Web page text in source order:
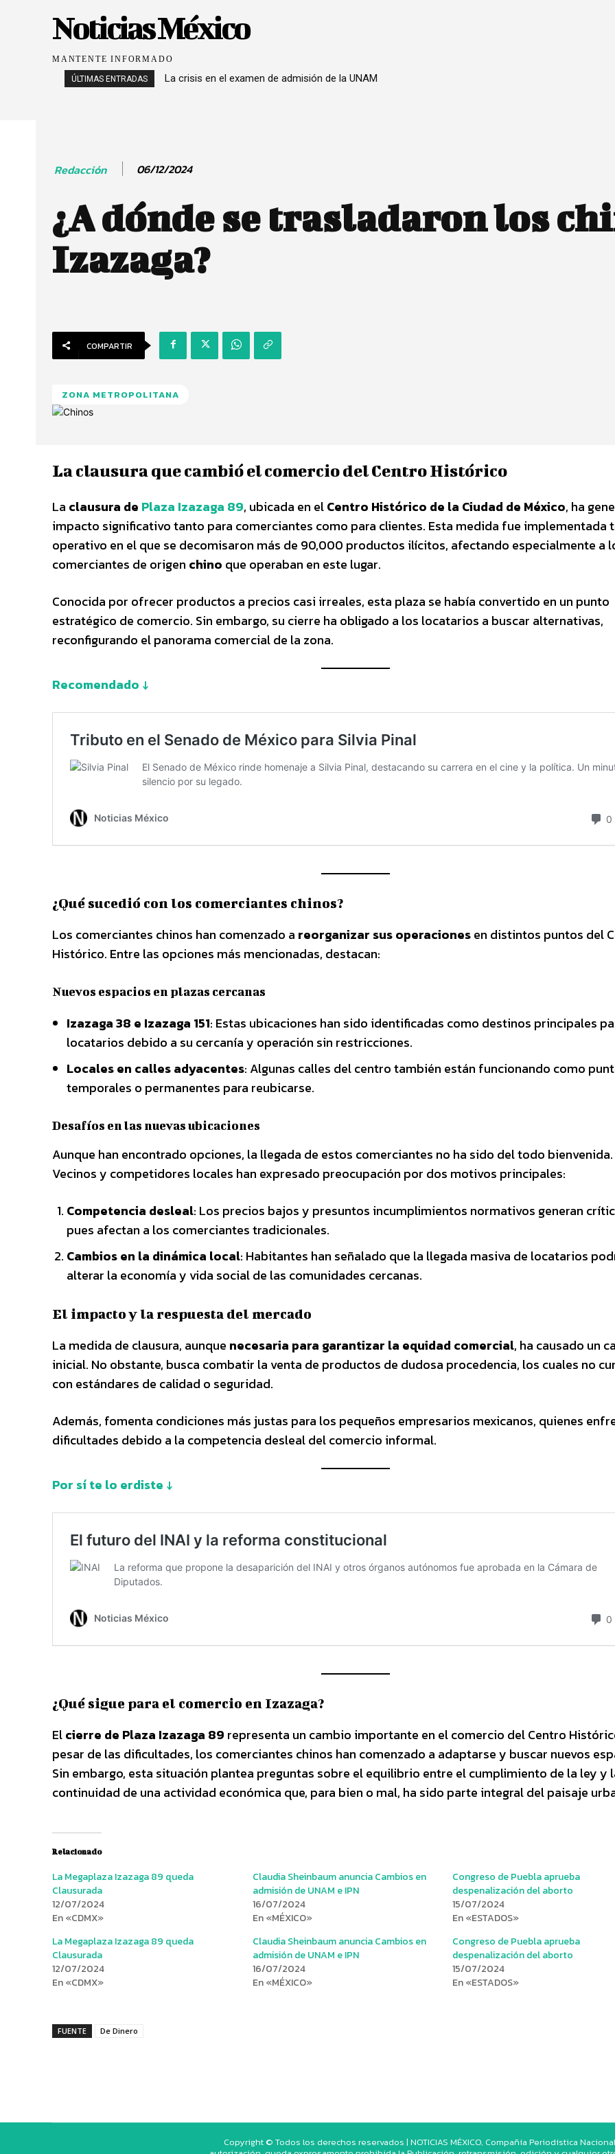
Noticias México
MANTENTE INFORMADO
ÚLTIMAS ENTRADAS La crisis en el examen de admisión de la UNAM
Redacción 06/12/2024
¿A dónde se trasladaron los
Izazaga?
COMPARTIR
ZONA METROPOLITANA
La clausura que cambió el comercio del Centro Histórico
La clausura de Plaza Izazaga 89, ubicada en elCentro Histórico de la Ciudad de México, ha
impacto significativo tanto para comerciantes como para clientes. Esta medida fue implementada
operativo en el que se decomisaron más de 90,000 productos ilícitos, afectando especialmente a
comerciantes de origen chino que operaban en este lugar.
Conocida por ofrecer productos a precios casi irreales, esta plaza se había convertido en un punto
estratégico de comercio. Sin embargo, su cierre ha obligado a los locatarios a buscar alternativas,
reconfigurando el panorama comercial de la zona.
Recomendado ↓
¿Qué sucedió con los comerciantes chinos?
Los comerciantes chinos han comenzado a reorganizar sus operacionesen distintos puntos del
Histórico. Entre las opciones más mencionadas, destacan:
Nuevos espacios en plazas cercanas
Izazaga 38 e Izazaga 151: Estas ubicaciones han sido identificadas como destinos principales
locatarios debido a su cercanía y operación sin restricciones.
Locales en calles adyacentes: Algunas calles del centro también están funcionando como
temporales o permanentes para reubicarse.
Desafíos en las nuevas ubicaciones
Aunque han encontrado opciones, la llegada de estos comerciantes no ha sido del todo bienvenida.
Vecinos y competidores locales han expresado preocupación por dos motivos principales:
Competencia desleal: Los precios bajos y presuntos incumplimientos normativos generan
pues afectan a los comerciantes tradicionales.
Cambios en la dinámica local: Habitantes han señalado que la llegada masiva de locatarios
alterar la economía y vida social de las comunidades cercanas.
El impacto y la respuesta del mercado
La medida de clausura, aunque necesaria para garantizar la equidad comercial, ha causado un
inicial. No obstante, busca combatir la venta de productos de dudosa procedencia, los cuales no
con estándares de calidad o seguridad.
Además, fomenta condiciones más justas para los pequeños empresarios mexicanos, quienes
dificultades debido a la competencia desleal del comercio informal.
Por sí te lo erdiste ↓
¿Qué sigue para el comercio en Izazaga?
Elcierre de Plaza Izazaga 89 representa un cambio importante en el comercio del Centro
pesar de las dificultades, los comerciantes chinos han comenzado a adaptarse y buscar nuevos
Sin embargo, esta situación plantea preguntas sobre el equilibrio entre el cumplimiento de la ley y
continuidad de una actividad económica que, para bien o mal, ha sido parte integral del paisaje
Relacionado
La Megaplaza Izazaga 89 queda
Clausurada
12/07/2024
En «CDMX»
Claudia Sheinbaum anuncia Cambios en
admisión de UNAM e IPN
16/07/2024
En «MÉXICO»
Congreso de Puebla aprueba
despenalización del aborto
15/07/2024
En «ESTADOS»
La Megaplaza Izazaga 89 queda
Clausurada
12/07/2024
En «CDMX»
Claudia Sheinbaum anuncia Cambios en
admisión de UNAM e IPN
16/07/2024
En «MÉXICO»
Congreso de Puebla aprueba
despenalización del aborto
15/07/2024
En «ESTADOS»
FUENTE De Dinero
Copyright © Todos los derechos reservados | NOTICIAS MÉXICO, Compañía Periodística